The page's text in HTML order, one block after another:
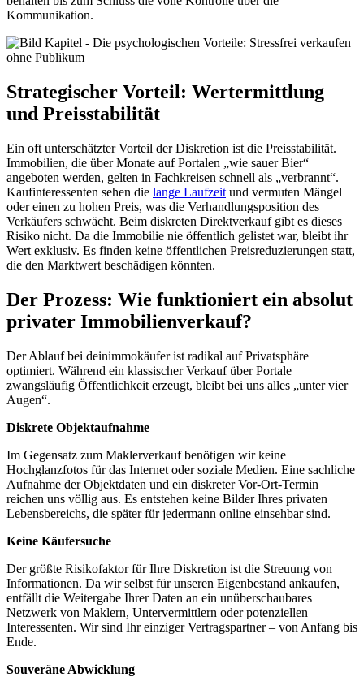
Kommunikation.
Strategischer Vorteil: Wertermittlung
und Preisstabilität
Ein oft unterschätzter Vorteil der Diskretion ist die Preisstabilität.
Immobilien, die über Monate auf Portalen „wie sauer Bier“
angeboten werden, gelten in Fachkreisen schnell als „verbrannt“.
Kaufinteressenten sehen die lange Laufzeit und vermuten Mängel
oder einen zu hohen Preis, was die Verhandlungsposition des
Verkäufers schwächt. Beim diskreten Direktverkauf gibt es dieses
Risiko nicht. Da die Immobilie nie öffentlich gelistet war, bleibt ihr
Wert exklusiv. Es finden keine öffentlichen Preisreduzierungen statt,
die den Marktwert beschädigen könnten.
Der Prozess: Wie funktioniert ein absolut
privater Immobilienverkauf?
Der Ablauf bei deinimmokäufer ist radikal auf Privatsphäre
optimiert. Während ein klassischer Verkauf über Portale
zwangsläufig Öffentlichkeit erzeugt, bleibt bei uns alles „unter vier
Augen“.
Diskrete Objektaufnahme
Im Gegensatz zum Maklerverkauf benötigen wir keine
Hochglanzfotos für das Internet oder soziale Medien. Eine sachliche
Aufnahme der Objektdaten und ein diskreter Vor-Ort-Termin
reichen uns völlig aus. Es entstehen keine Bilder Ihres privaten
Lebensbereichs, die später für jedermann online einsehbar sind.
Keine Käufersuche
Der größte Risikofaktor für Ihre Diskretion ist die Streuung von
Informationen. Da wir selbst für unseren Eigenbestand ankaufen,
entfällt die Weitergabe Ihrer Daten an ein unüberschaubares
Netzwerk von Maklern, Untervermittlern oder potenziellen
Interessenten. Wir sind Ihr einziger Vertragspartner – von Anfang bis
Ende.
Souveräne Abwicklung